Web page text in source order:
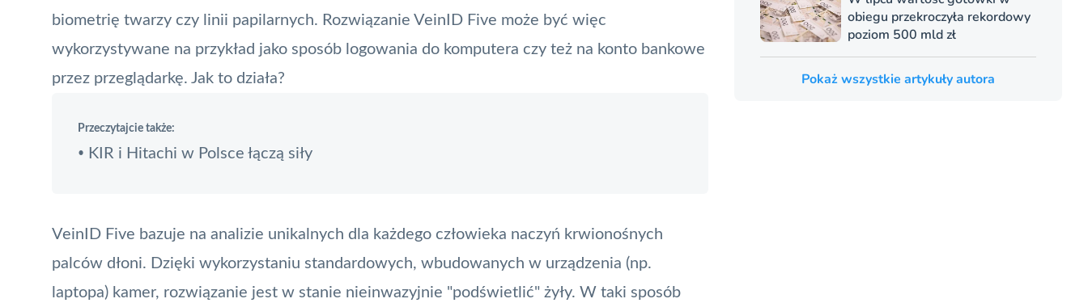
biometrię twarzy czy linii papilarnych. Rozwiązanie VeinID Five może być więc
wykorzystywane na przykład jako sposób logowania do komputera czy też na konto bankowe
przez przeglądarkę. Jak to działa?
Przeczytajcie także:
• KIR i Hitachi w Polsce łączą siły
VeinID Five bazuje na analizie unikalnych dla każdego człowieka naczyń krwionośnych
palców dłoni. Dzięki wykorzystaniu standardowych, wbudowanych w urządzenia (np.
laptopa) kamer, rozwiązanie jest w stanie nieinwazyjnie "podświetlić" żyły. W taki sposób
obiegu przekroczyła rekordowy
poziom 500 mld zł
Pokaż wszystkie artykuły autora